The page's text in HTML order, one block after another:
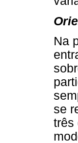
Na
se
três